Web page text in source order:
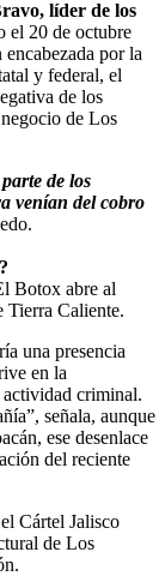
líder de los
el 20 de octubre
por la
y federal, el
de los
de Los
de los
venían del cobro
Botox abre al
Tierra Caliente.
una presencia
en la
criminal.
señala, aunque
ese desenlace
del reciente
Cártel Jalisco
de Los